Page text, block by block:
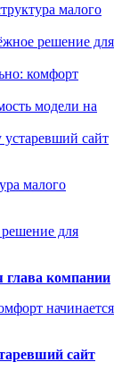
малого
решение для
комфорт
модели на
сайт
малого
для
глава компании
начинается
сайт